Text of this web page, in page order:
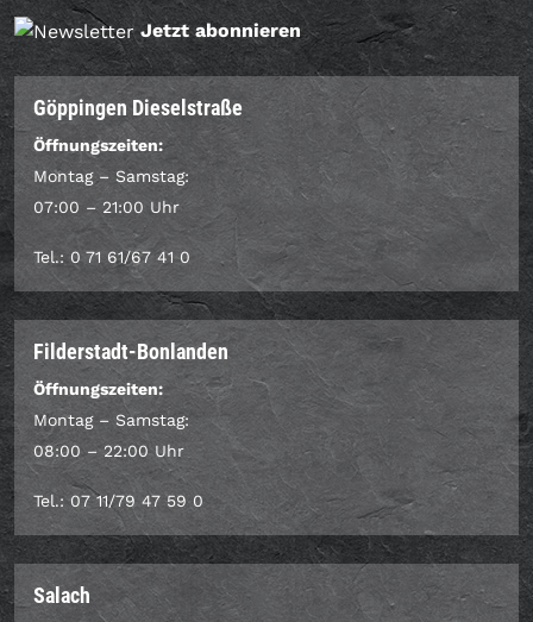
Jetzt abonnieren
Göppingen Dieselstraße
Öffnungszeiten:
Montag – Samstag:
07:00 – 21:00 Uhr
Tel.: 0 71 61/67 41 0
Filderstadt-Bonlanden
Öffnungszeiten:
Montag – Samstag:
08:00 – 22:00 Uhr
Tel.: 07 11/79 47 59 0
Salach